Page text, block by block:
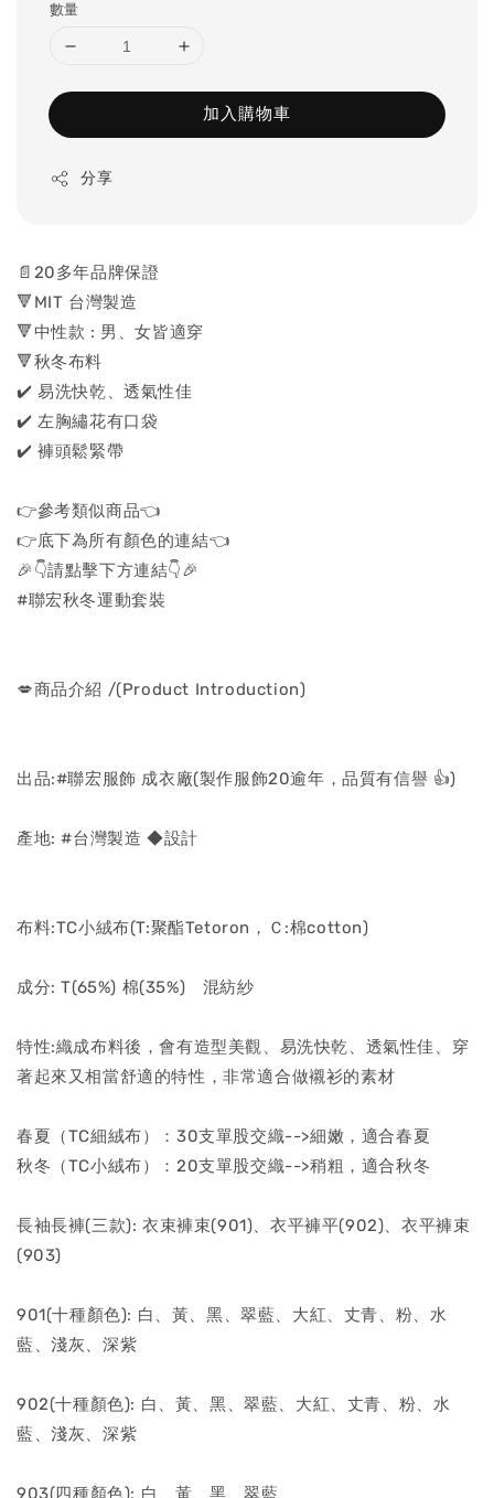
數量
加入購物車
分享
📄20多年品牌保證
🔻MIT 台灣製造
🔻中性款 : 男、女皆適穿
🔻秋冬布料
✔️ 易洗快乾、透氣性佳
✔️ 左胸繡花有口袋
✔️ 褲頭鬆緊帶
👉參考類似商品👈
👉底下為所有顏色的連結👈
🎉👇請點擊下方連結👇🎉
#聯宏秋冬運動套裝
💋商品介紹 /(Product Introduction)
出品:#聯宏服飾 成衣廠(製作服飾20逾年，品質有信譽 👍)
產地: #台灣製造 ◆設計
布料:TC小絨布(T:聚酯Tetoron，Ｃ:棉cotton)
成分: T(65%) 棉(35%) 混紡紗
特性:織成布料後，會有造型美觀、易洗快乾、透氣性佳、穿
著起來又相當舒適的特性，非常適合做襯衫的素材
春夏（TC細絨布）：30支單股交織-->細嫩，適合春夏
秋冬（TC小絨布）：20支單股交織-->稍粗，適合秋冬
長袖長褲(三款): 衣束褲束(901)、衣平褲平(902)、衣平褲束
(903)
901(十種顏色): 白、黃、黑、翠藍、大紅、丈青、粉、水
藍、淺灰、深紫
902(十種顏色): 白、黃、黑、翠藍、大紅、丈青、粉、水
藍、淺灰、深紫
903(四種顏色): 白、黃、黑、翠藍